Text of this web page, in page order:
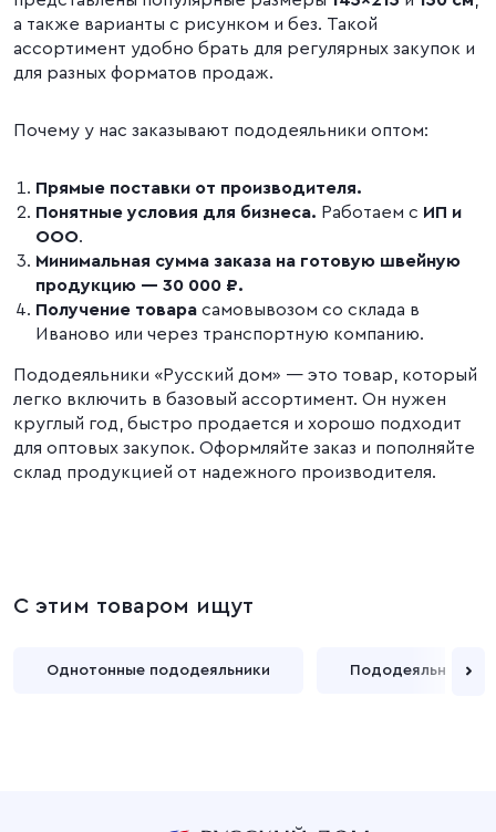
а также варианты с рисунком и без. Такой
ассортимент удобно брать для регулярных закупок и
для разных форматов продаж.
Почему у нас заказывают пододеяльники оптом:
Прямые поставки от производителя.
Понятные условия для бизнеса. Работаем с ИП и
ООО.
Минимальная сумма заказа на готовую швейную
продукцию — 30 000 ₽.
Получение товара самовывозом со склада в
Иваново или через транспортную компанию.
Пододеяльники «Русский дом» — это товар, который
легко включить в базовый ассортимент. Он нужен
круглый год, быстро продается и хорошо подходит
для оптовых закупок. Оформляйте заказ и пополняйте
склад продукцией от надежного производителя.
С этим товаром ищут
Однотонные пододеяльники Пододеяльники с